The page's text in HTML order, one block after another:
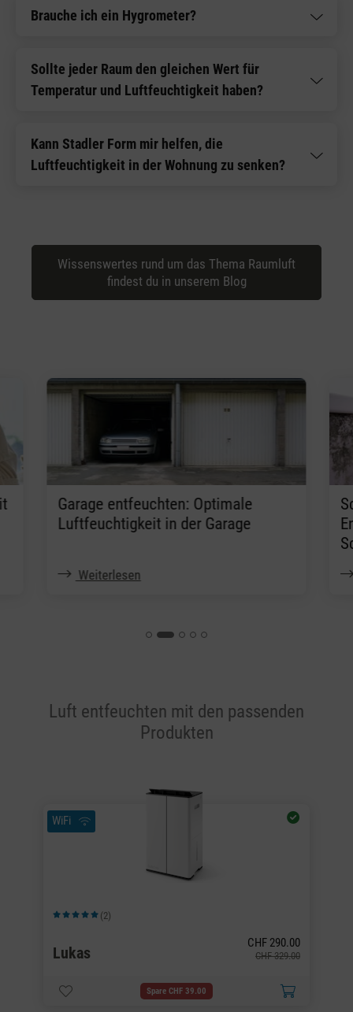
Brauche ich ein Hygrometer?
Sollte jeder Raum den gleichen Wert für
Temperatur und Luftfeuchtigkeit haben?
Kann Stadler Form mir helfen, die
Luftfeuchtigkeit in der Wohnung zu senken?
Wissenswertes rund um das Thema Raumluft
findest du in unserem Blog
Garage entfeuchten: Optimale
Luftfeuchtigkeit in der Garage
Weiterlesen
Luft entfeuchten mit den passenden
Produkten
WiFi
Durchschnittliche Bewertung von 5 von 5 Sternen
(2)
Lukas
CHF 290.00
CHF 329.00
Spare CHF 39.00